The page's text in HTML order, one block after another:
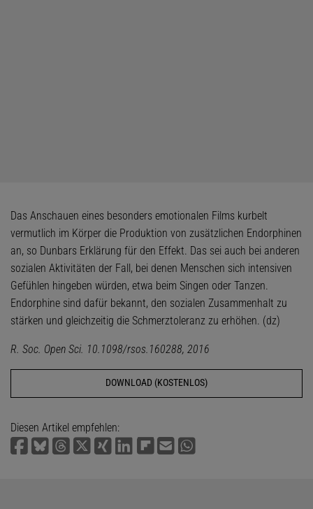
Das Anschauen eines besonders emotionalen Films kurbelt
vermutlich im Körper die Produktion von zusätzlichen Endorphinen
an, so Dunbars Erklärung für den Effekt. Das sei auch bei anderen
sozialen Aktivitäten der Fall, bei denen Menschen sich intensiven
Gefühlen hingeben würden, etwa beim Singen oder Tanzen.
Endorphine sind dafür bekannt, den sozialen Zusammenhalt zu
stärken und gleichzeitig die Schmerztoleranz zu erhöhen. (dz)
R. Soc. Open Sci. 10.1098/rsos.160288, 2016
DOWNLOAD (KOSTENLOS)
Diesen Artikel empfehlen: